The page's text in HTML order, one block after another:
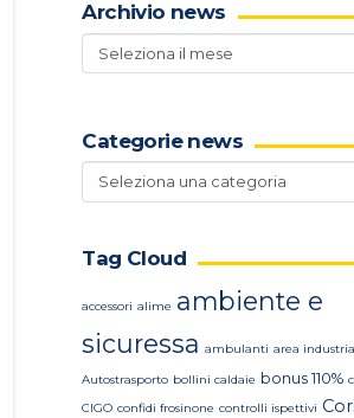
Archivio news
Archivio
news
Categorie news
Categorie
news
Tag Cloud
accessori alime ambiente e
sicuressa ambulanti area
Autostrasporto bollini caldaie bonus 110%
CIGO confidi frosinone controlli ispettivi